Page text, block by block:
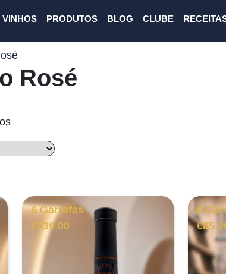
VINHOS PRODUTOS BLOG CLUBE
Rosé
6 Garrafas
€439.00
6
€